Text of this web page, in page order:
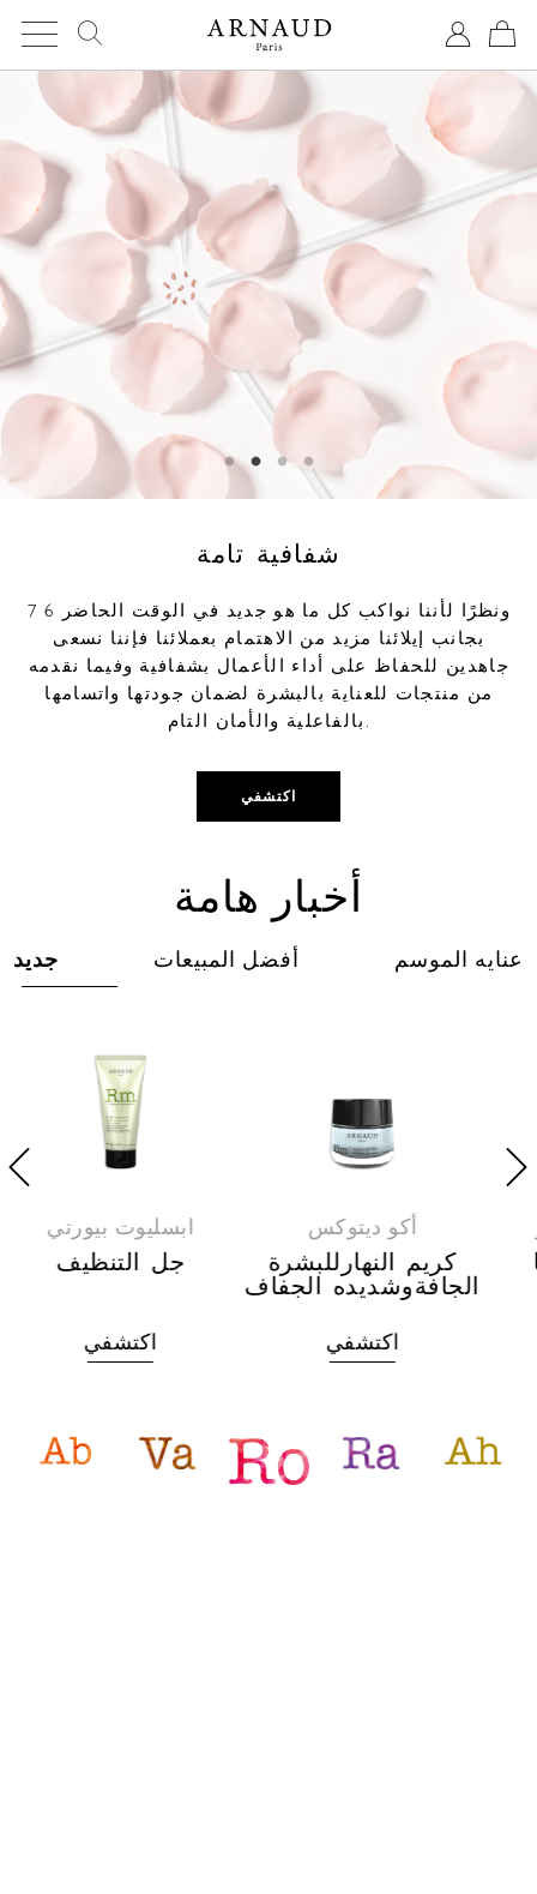
شفافية تامة
7 6 ونظرًا لأننا نواكب كل ما هو جديد في الوقت الحاضر
بجانب إيلائنا مزيد من الاهتمام بعملائنا فإننا نسعى
جاهدين للحفاظ على أداء الأعمال بشفافية وفيما نقدمه
من منتجات للعناية بالبشرة لضمان جودتها واتسامها
بالفاعلية والأمان التام.
اكتشفي
أخبار هامة
جديد أفضل المبيعات عنايه الموسم
ابسليوت بيورتي
جل التنظيف
اكتشفي
أكو ديتوكس
كريم النهارللبشرة
الجافةوشديده الجفاف
اكتشفي